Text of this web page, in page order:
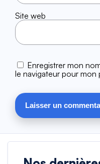
Site web
Enregistrer mon
le navigateur pour